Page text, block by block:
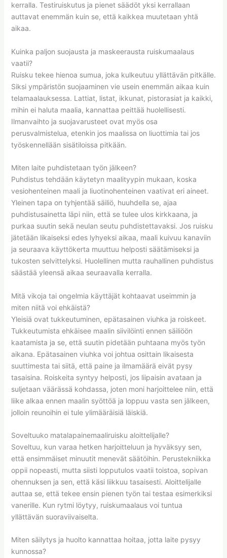
kerralla. Testiruiskutus ja pienet säädöt yksi kerrallaan
auttavat enemmän kuin se, että kaikkea muutetaan yhtä
aikaa.
Kuinka paljon suojausta ja maskeerausta ruiskumaalaus
vaatii?
Ruisku tekee hienoa sumua, joka kulkeutuu yllättävän pitkälle.
Siksi ympäristön suojaaminen vie usein enemmän aikaa kuin
telamaalauksessa. Lattiat, listat, ikkunat, pistorasiat ja kaikki,
mihin ei haluta maalia, kannattaa peittää huolellisesti.
Ilmanvaihto ja suojavarusteet ovat myös osa
perusvalmistelua, etenkin jos maalissa on liuottimia tai jos
työskennellään sisätiloissa pitkään.
Miten laite puhdistetaan työn jälkeen?
Puhdistus tehdään käytetyn maalityypin mukaan, koska
vesiohenteinen maali ja liuotinohenteinen vaativat eri aineet.
Yleinen tapa on tyhjentää säiliö, huuhdella se, ajaa
puhdistusainetta läpi niin, että se tulee ulos kirkkaana, ja
purkaa suutin sekä neulan seutu puhdistettavaksi. Jos ruisku
jätetään likaiseksi edes lyhyeksi aikaa, maali kuivuu kanaviin
ja seuraava käyttökerta muuttuu helposti säätämiseksi ja
tukosten selvittelyksi. Huolellinen mutta rauhallinen puhdistus
säästää yleensä aikaa seuraavalla kerralla.
Mitä vikoja tai ongelmia käyttäjät kohtaavat useimmin ja
miten niitä voi ehkäistä?
Yleisiä ovat tukkeutuminen, epätasainen viuhka ja roiskeet.
Tukkeutumista ehkäisee maalin siivilöinti ennen säiliöön
kaatamista ja se, että suutin pidetään puhtaana myös työn
aikana. Epätasainen viuhka voi johtua osittain likaisesta
suuttimesta tai siitä, että paine ja ilmamäärä eivät pysy
tasaisina. Roiskeita syntyy helposti, jos liipaisin avataan ja
suljetaan väärässä kohdassa, joten moni harjoittelee niin, että
liike alkaa ennen maalin syöttöä ja loppuu vasta sen jälkeen,
jolloin reunoihin ei tule ylimääräisiä läiskiä.
Soveltuuko matalapainemaaliruisku aloittelijalle?
Soveltuu, kun varaa hetken harjoitteluun ja hyväksyy sen,
että ensimmäiset minuutit menevät säätöihin. Perustekniikka
oppii nopeasti, mutta siisti lopputulos vaatii toistoa, sopivan
ohennuksen ja sen, että käsi liikkuu tasaisesti. Aloittelijalle
auttaa se, että tekee ensin pienen työn tai testaa esimerkiksi
vanerille. Kun rytmi löytyy, ruiskumaalaus voi tuntua
yllättävän suoraviivaiselta.
Miten säilytys ja huolto kannattaa hoitaa, jotta laite pysyy
kunnossa?